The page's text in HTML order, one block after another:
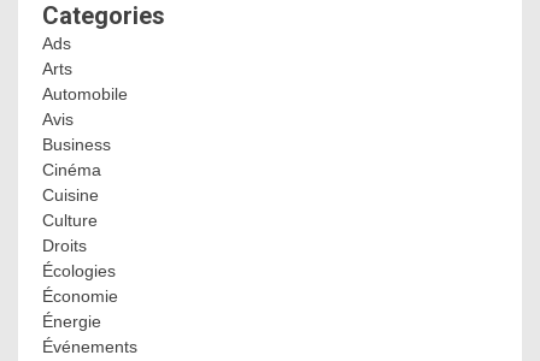
Categories
Ads
Arts
Automobile
Avis
Business
Cinéma
Cuisine
Culture
Droits
Écologies
Économie
Énergie
Événements